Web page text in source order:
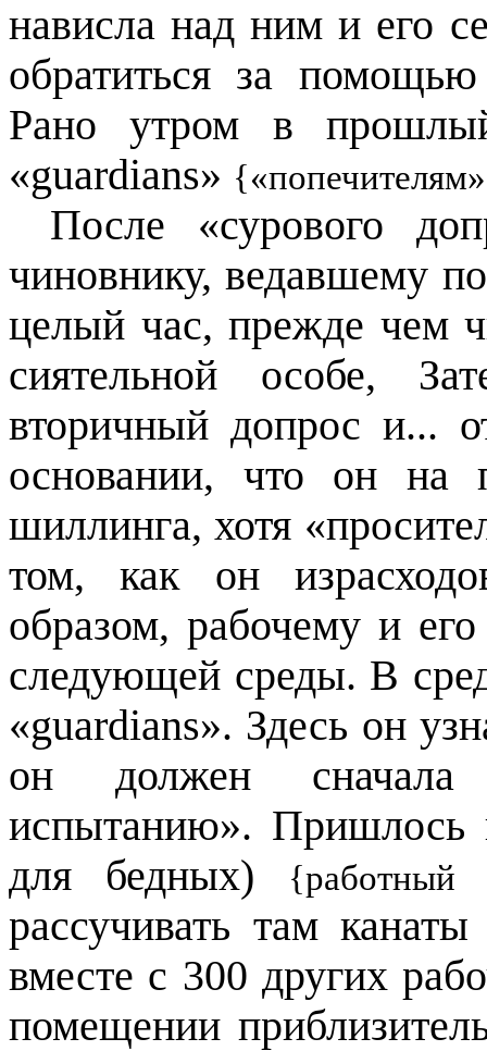
нависла над ним и его
обратиться за
Рано утром в
«guardians»
После «сурового
чиновнику, ведавшему
целый час, прежде чем
сиятельной особе,
вторичный допрос и...
основании, что он на
шиллинга, хотя
том, как он
образом, рабочему и
следующей среды. В
«guardians». Здесь он
он должен сначала
испытанию».
для бедных)
{работный
рассучивать там
вместе с 300 других
помещении